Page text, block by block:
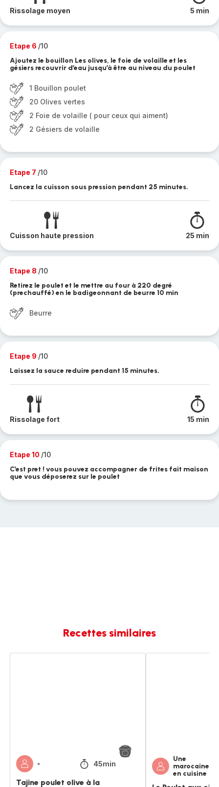
Rissolage moyen 5 min
Etape 6 /10
Ajoutez le bouillon Les olives, le foie de volaille et les
gésiers recouvrir d’eau jusqu’à être au niveau du poulet
1 Bouillon poulet
20 Olives vertes
2 Foie de volaille ( pour ceux qui aiment)
2 Gésiers de volaille
Etape 7 /10
Lancez la cuisson sous pression pendant 25 minutes.
Cuisson haute pression 25 min
Etape 8 /10
Retirez le poulet et le mettre au four à 220 degré
(prechauffé) en le badigeonnant de beurre 10 min
Beurre
Etape 9 /10
Laissez la sauce reduire pendant 15 minutes.
Rissolage fort 15 min
Etape 10 /10
C’est pret ! vous pouvez accompagner de frites fait maison
que vous déposerez sur le poulet
Recettes similaires
- 45min
Tajine poulet olive à la
Une
marocaine
en cuisine